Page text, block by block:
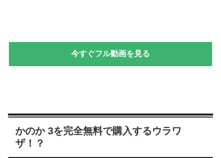
今すぐフル動画を見る
かのか 3を完全無料で購入するウラワ
ザ！？